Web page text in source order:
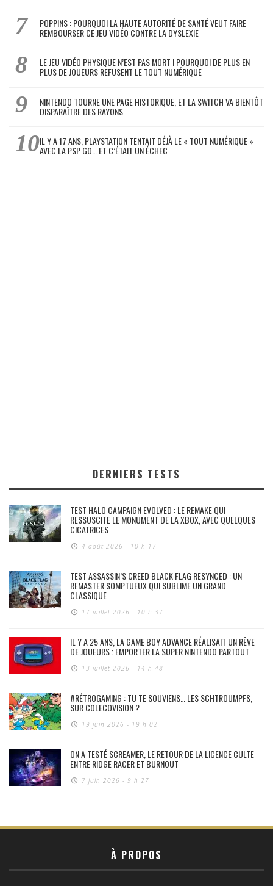
POPPINS : POURQUOI LA HAUTE AUTORITÉ DE SANTÉ VEUT FAIRE
REMBOURSER CE JEU VIDÉO CONTRE LA DYSLEXIE
LE JEU VIDÉO PHYSIQUE N’EST PAS MORT ! POURQUOI DE PLUS EN
PLUS DE JOUEURS REFUSENT LE TOUT NUMÉRIQUE
NINTENDO TOURNE UNE PAGE HISTORIQUE, ET LA SWITCH VA BIENTÔT
DISPARAÎTRE DES RAYONS
IL Y A 17 ANS, PLAYSTATION TENTAIT DÉJÀ LE « TOUT NUMÉRIQUE »
AVEC LA PSP GO… ET C’ÉTAIT UN ÉCHEC
DERNIERS TESTS
TEST HALO CAMPAIGN EVOLVED : LE REMAKE QUI
RESSUSCITE LE MONUMENT DE LA XBOX, AVEC QUELQUES
CICATRICES
4 août 2026 - 10 h 17
TEST ASSASSIN’S CREED BLACK FLAG RESYNCED : UN
REMASTER SOMPTUEUX QUI SUBLIME UN GRAND
CLASSIQUE
17 juillet 2026 - 10 h 37
IL Y A 25 ANS, LA GAME BOY ADVANCE RÉALISAIT UN RÊVE
DE JOUEURS : EMPORTER LA SUPER NINTENDO PARTOUT
13 juillet 2026 - 14 h 48
#RÉTROGAMING : TU TE SOUVIENS… LES SCHTROUMPFS,
SUR COLECOVISION ?
19 juin 2026 - 19 h 02
ON A TESTÉ SCREAMER, LE RETOUR DE LA LICENCE CULTE
ENTRE RIDGE RACER ET BURNOUT
7 juin 2026 - 9 h 27
À PROPOS